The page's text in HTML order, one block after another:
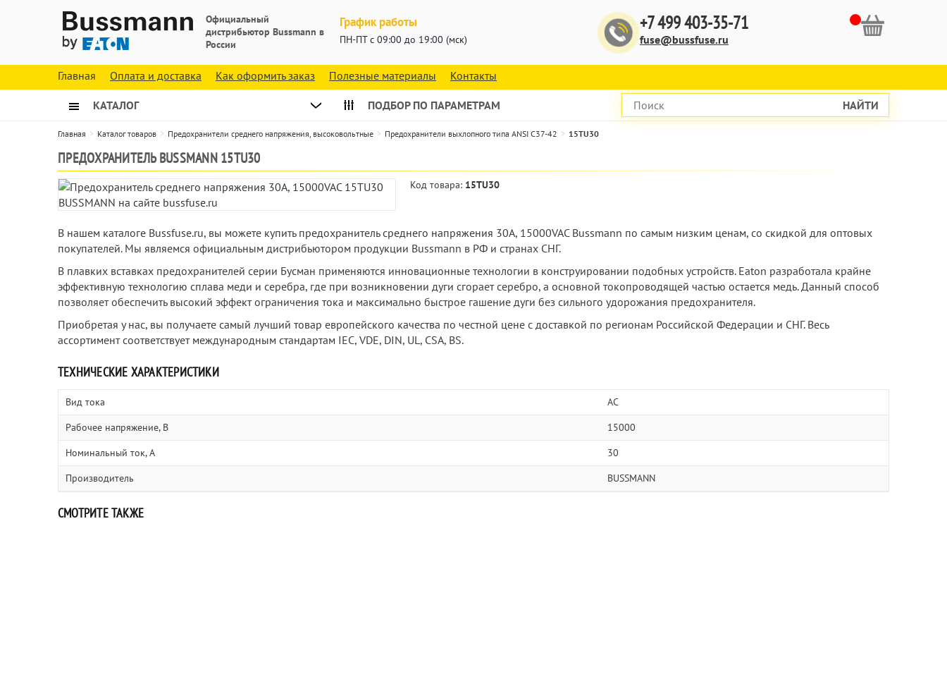
Официальный
дистрибьютор Bussmann в
России
График работы
ПН-ПТ с 09:00 до 19:00 (мск)
+7 499 403-35-71
fuse@bussfuse.ru
Главная Оплата и доставка Как оформить заказ Полезные материалы Контакты
КАТАЛОГ ПОДБОР ПО ПАРАМЕТРАМ НАЙТИ
Главная Каталог товаров Предохранители среднего напряжения, высоковольтные Предохранители выхлопного типа ANSI C37-42 15TU30
ПРЕДОХРАНИТЕЛЬ BUSSMANN 15TU30
Код товара: 15TU30
В нашем каталоге Bussfuse.ru, вы можете купить предохранитель среднего напряжения 30А, 15000VAC Bussmann по самым низким ценам, со скидкой для оптовых
покупателей. Мы являемся официальным дистрибьютором продукции Bussmann в РФ и странах СНГ.
В плавких вставках предохранителей серии Бусман применяются инновационные технологии в конструировании подобных устройств. Eaton разработала крайне
эффективную технологию сплава меди и серебра, где при возникновении дуги сгорает серебро, а основной токопроводящей частью остается медь. Данный способ
позволяет обеспечить высокий эффект ограничения тока и максимально быстрое гашение дуги без сильного удорожания предохранителя.
Приобретая у нас, вы получаете самый лучший товар европейского качества по честной цене с доставкой по регионам Российской Федерации и СНГ. Весь
ассортимент соответствует международным стандартам IEC, VDE, DIN, UL, CSA, BS.
ТЕХНИЧЕСКИЕ ХАРАКТЕРИСТИКИ
Вид тока
AC
Рабочее напряжение, В
15000
Номинальный ток, А
30
Производитель
BUSSMANN
СМОТРИТЕ ТАКЖЕ